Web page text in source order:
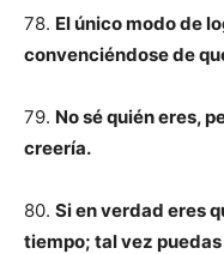
78. El único modo de
convenciéndose de
79. No sé quién eres,
creería.
80. Si en verdad eres
tiempo; tal vez